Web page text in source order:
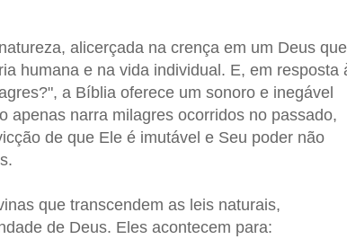
alicerçada na crença em um Deus que
humana e na vida individual. E, em resposta
a Bíblia oferece um sonoro e inegável
apenas narra milagres ocorridos no passado,
de que Ele é imutável e Seu poder não
que transcendem as leis naturais,
de Deus. Eles acontecem para: